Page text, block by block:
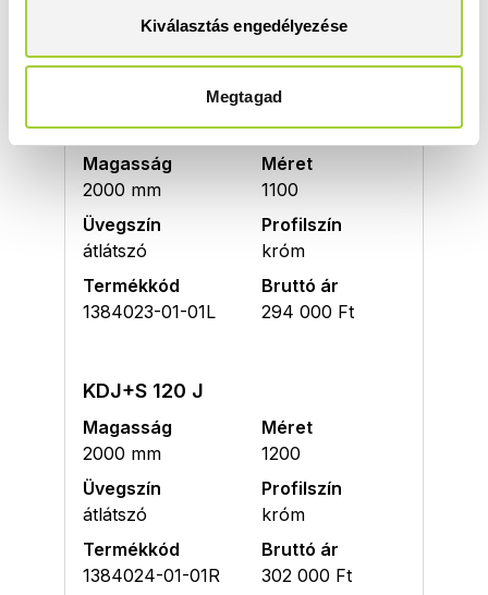
Kiválasztás engedélyezése
Megtagad
Termékkód
Bruttó ár
KDJ+S 110 B
Magasság
2000 mm
Méret
1100
Üvegszín
átlátszó
Profilszín
króm
Termékkód
1384023-01-01L
Bruttó ár
294 000 Ft
KDJ+S 120 J
Magasság
2000 mm
Méret
1200
Üvegszín
átlátszó
Profilszín
króm
Termékkód
1384024-01-01R
Bruttó ár
302 000 Ft